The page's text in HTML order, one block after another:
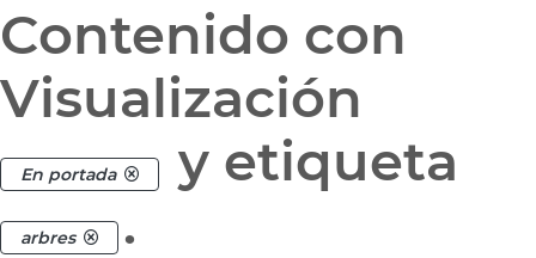
Contenido con
Visualización
En portada y etiqueta
arbres .